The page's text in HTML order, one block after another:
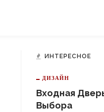
ИНТЕРЕСНОЕ
ДИЗАЙН
Входная
Выбора